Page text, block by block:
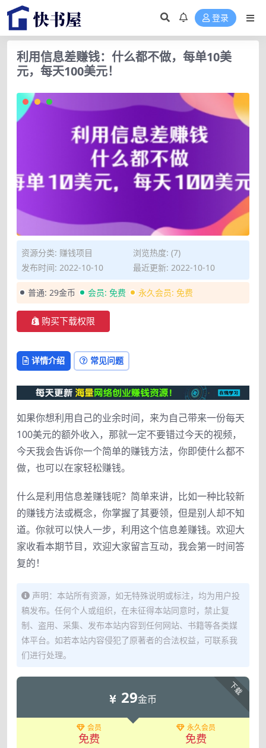
登录
利用信息差赚钱：什么都不做，每单10美
元，每天100美元！
资源分类: 赚钱项目
浏览热度: (7)
发布时间: 2022-10-10
最近更新: 2022-10-10
普通: 29金币 会员: 免费 永久会员: 免费
购买下载权限
详情介绍 常见问题
如果你想利用自己的业余时间，来为自己带来一份每天
100美元的额外收入，那就一定不要错过今天的视频，
今天我会告诉你一个简单的赚钱方法，你即使什么都不
做，也可以在家轻松赚钱。
什么是利用信息差赚钱呢？简单来讲，比如一种比较新
的赚钱方法或概念，你掌握了其要领，但是别人却不知
道。你就可以快人一步，利用这个信息差赚钱。欢迎大
家收看本期节目，欢迎大家留言互动，我会第一时间答
复的！
声明：本站所有资源，如无特殊说明或标注，均为用户投
稿发布。任何个人或组织，在未征得本站同意时，禁止复
制、盗用、采集、发布本站内容到任何网站、书籍等各类媒
体平台。如若本站内容侵犯了原著者的合法权益，可联系我
们进行处理。
下载
29金币
会员
免费
永久会员
免费